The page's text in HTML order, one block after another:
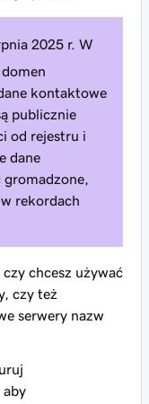
2025 r. W
kontaktowe
publicznie
od rejestru i
dane
rekordach
chcesz używać
czy też
serwery nazw
aby